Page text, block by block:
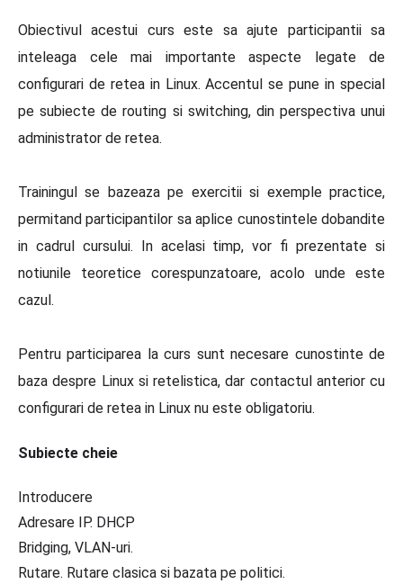
Obiectivul acestui curs este sa ajute participantii sa
inteleaga cele mai importante aspecte legate de
configurari de retea in Linux. Accentul se pune in special
pe subiecte de routing si switching, din perspectiva unui
administrator de retea.
Trainingul se bazeaza pe exercitii si exemple practice,
permitand participantilor sa aplice cunostintele dobandite
in cadrul cursului. In acelasi timp, vor fi prezentate si
notiunile teoretice corespunzatoare, acolo unde este
cazul.
Pentru participarea la curs sunt necesare cunostinte de
baza despre Linux si retelistica, dar contactul anterior cu
configurari de retea in Linux nu este obligatoriu.
Subiecte cheie
Introducere
Adresare IP. DHCP
Bridging, VLAN-uri.
Rutare. Rutare clasica si bazata pe politici.